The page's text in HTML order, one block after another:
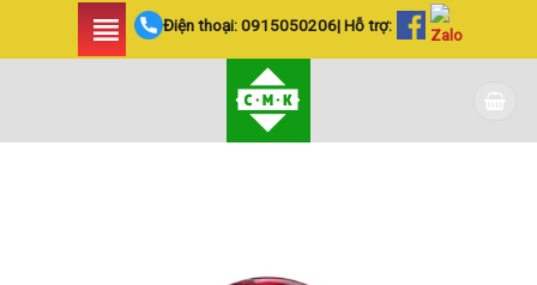
Điện thoại:0915050206| Hỗ trợ: